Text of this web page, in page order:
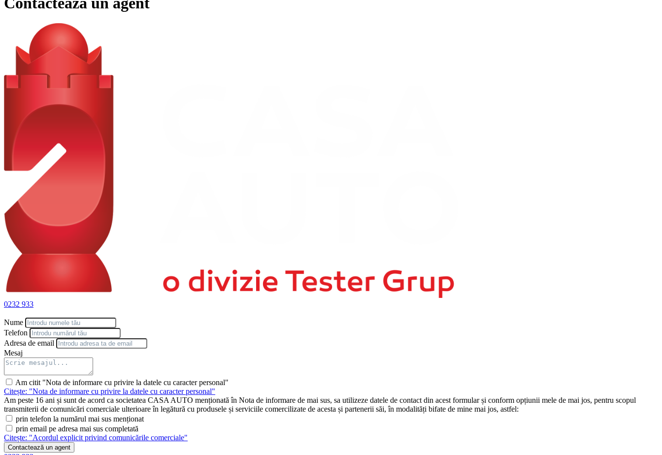
| Seria de sasiu vizibila sub parbriz
| Ornamente MANUFAKTUR negru lucios cu linii
| Asistent activ la schimbarea benzii
| Functie de repornire automata in blocajele de trafic
| Adaptarea vitezei in functie de ruta
| Pachet asistenta la conducere
| 233 | Pilot mentinere distanta DISTRONIC
| Pachet parcare cu camera 360°
| Pachet Base
| 20U | Preinstalare pentru transfer cheie digitala
| 72B | Pachet USB Plus
| 868 | Display central OLED
| 874 | MAGIC VISION CONTROL
| 889 | Sistem KEYLESS-GO cu manere retractabile
| 916 | Rezervor cu capacitate crescuta (76 l)
| B51 | Kit interventie pana TIREFIT
| P53 | ENERGIZING AIR CONTROL
| P82 | Urban Guard Plus
| | 551 | Sistem antifurt cu preinstalare a detectarii coliziunilor
| | 882 | Sistem interior de monitorizare
| RVQ | Jante AMG din aliaj 50.8 cm (20“), design multispite
| U25 | Praguri iluminate cu inscriptia "Mercedes-Benz"
| Linie AMG
| 840 | Geamuri laterale spate si luneta cu tenta inchisa
| 950 | Linie AMG
| | 772 | Pachet AMG Styling
| | L5C | Volan sport multifunctional imbracat in piele Nappa
| U29 | Sistem de franare cu discuri de frana marite
| 223 | Scaune spate cu reglaj electric si functie de memorie
| 302 | Airbag pentru locurile din spate
| 318 | DIGITAL LIGHT with projection function
| 402 | Scaune spate climatizate
| 413 | Trapa panoramica
| 445 | Head-up Display cu realitate augmentata
| 447 | Tableta MBUX pentru locurile din spate
| 451 | Display 3D sofer
| 453 | Scaun Executive
| 561 | Catarama design centura de siguranta fata / sapte
| 582 | Sistem de climatizare THERMOTRONIC pentru spate
| 77B | Asistent interior MBUX
| 78B | MBUX pentru locurile din spate
| 811 | Sistem audio Burmester® highend 4D
| 854 | Sistem MBUX High-end pentru locurile din spate
| 865 | Tuner TV
0232 933
Nume
Telefon
Adresa de email
Mesaj
Am citit "Nota de informare cu privire la datele cu caracter personal"
Citește: "Nota de informare cu privire la datele cu caracter personal"
Am peste 16 ani și sunt de acord ca societatea CASA AUTO menționată în Nota de informare de mai sus, sa utilizeze datele de contact din acest formular și conform opțiunii mele de mai jos, pentru scopul
transmiterii de comunicări comerciale ulterioare în legătură cu produsele și serviciile comercilizate de acesta și partenerii săi, în modalități bifate de mine mai jos, astfel:
prin telefon la numărul mai sus menționat
prin email pe adresa mai sus completată
Citește: "Acordul explicit privind comunicările comerciale"
Contactează un agent